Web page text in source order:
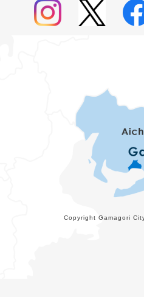
Copyright Gamagori